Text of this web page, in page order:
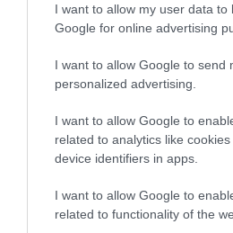
I want to allow my user data to
Google for online advertising
I want to allow Google to send
personalized advertising.
I want to allow Google to
related to analytics like
device identifiers in apps.
I want to allow Google to
related to functionality of the
Χάος στην Εύβοια: Ουρά
χιλιομέτρων μέσα στον
– «Κινδυνεύουμε να χάσουμε το
πλοίο!»
Παραλία «διαμάντι»: Θυμίζει
Κουφονήσια και απέχει μόλις
ώρα από την Αθήνα